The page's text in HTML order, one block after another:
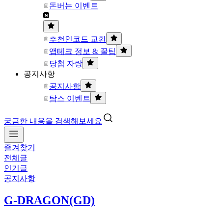
돈버는 이벤트
추천인코드 교환
앱테크 정보 & 꿀팁
당첨 자랑
공지사항
공지사항
탐스 이벤트
궁금한 내용을 검색해보세요
즐겨찾기
전체글
인기글
공지사항
G-DRAGON(GD)